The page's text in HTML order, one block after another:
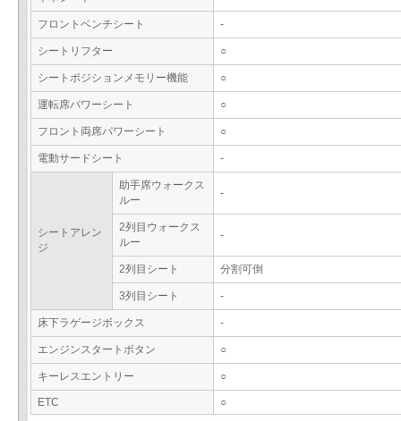
フロントベンチシート -
シートリフター ○
シートポジションメモリー機能 ○
運転席パワーシート ○
フロント両席パワーシート ○
電動サードシート -
シートアレン
ジ
助手席ウォークス
ルー
-
2列目ウォークス
ルー
-
2列目シート 分割可倒
3列目シート -
床下ラゲージボックス -
エンジンスタートボタン ○
キーレスエントリー ○
ETC ○